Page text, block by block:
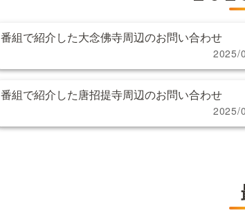
番組で紹介した大念佛寺周辺のお問い合わせ
2025/
番組で紹介した唐招提寺周辺のお問い合わせ
2025/